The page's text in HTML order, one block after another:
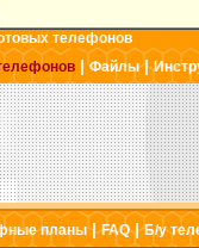
телефонов
|Файлы|
планы|FAQ|Б/у